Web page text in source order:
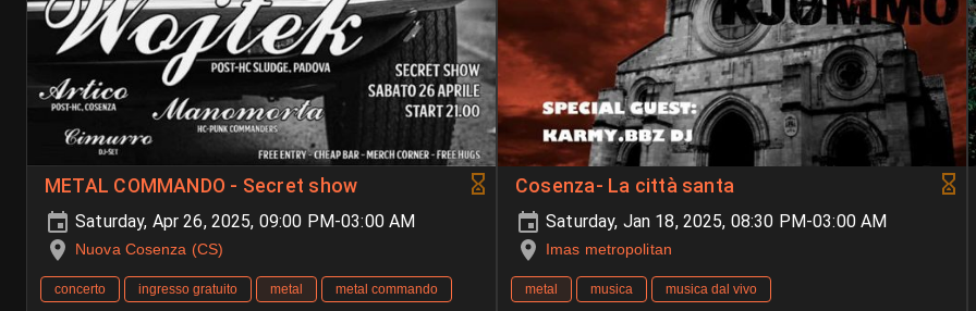
METAL COMMANDO - Secret show
Saturday, Apr 26, 2025, 09:00 PM-03:00 AM
Nuova Cosenza (CS)
concerto ingresso gratuito metal metal commando
Cosenza- La città santa
Saturday, Jan 18, 2025, 08:30 PM-03:00 AM
Imas metropolitan
metal musica musica dal vivo